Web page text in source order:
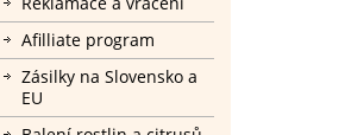
Afilliate program
Zásilky na Slovensko a
EU